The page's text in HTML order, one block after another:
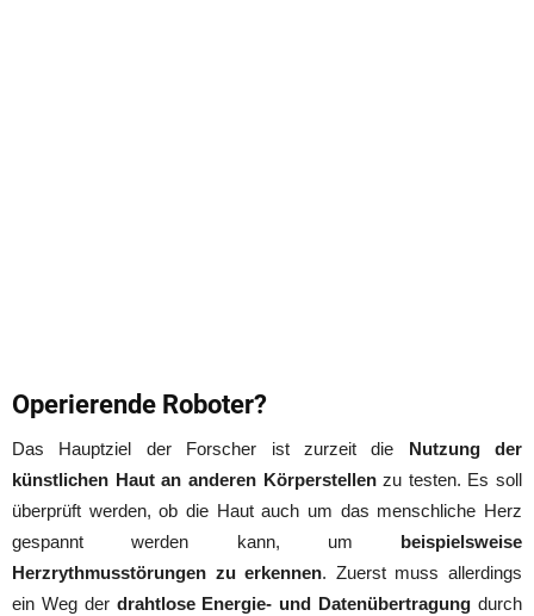
Operierende Roboter?
Das Hauptziel der Forscher ist zurzeit die Nutzung der
künstlichen Haut an anderen Körperstellenzu testen. Es soll
überprüft werden, ob die Haut auch um das menschliche Herz
gespannt werden kann, um beispielsweise
Herzrythmusstörungen zu erkennen. Zuerst muss allerdings
ein Weg der drahtlose Energie- und Datenübertragung durch